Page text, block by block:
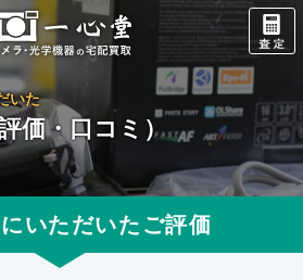
いた
価・口コミ）
いただいたご評価